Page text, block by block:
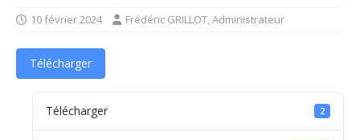
10 février 2024 Frédéric GRILLOT, Administrateur
Télécharger
Télécharger 2